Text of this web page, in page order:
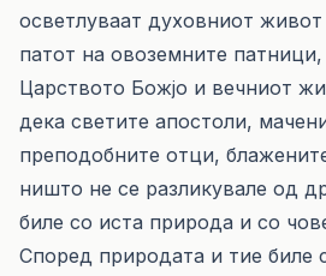
осветлуваат духовниот
патот на овоземните
Царството Божјо и вечниот
дека светите апостоли,
преподобните отци,
ништо не се разликувале од
биле со иста природа и со
Според природата и тие биле